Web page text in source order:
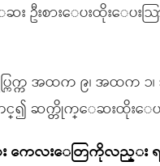
ဦးစားေပးထိုးေပး
ရပ္ကြက္က အထက ၉၊ အ
တင္၍ ဆက္တိုက္ေဆးထိုးေပ
ကေလးေတြကိုလည္း ရ